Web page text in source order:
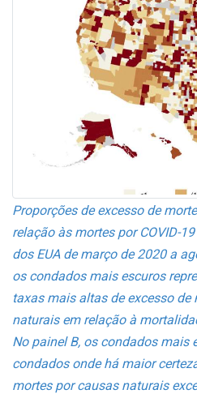
Proporções de excesso de
relação às mortes por COVID-
dos EUA de março de 2020 a
os condados mais escuros
taxas mais altas de excesso
naturais em relação à
No painel B, os condados mais
condados onde há maior
mortes por causas naturais